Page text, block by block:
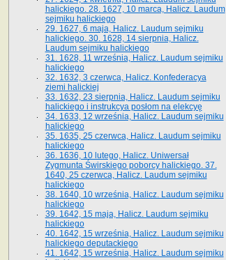
halickiego. 28. 1627, 10 marca, Halicz. Laudum
sejmiku halickiego
29. 1627, 6 maja, Halicz. Laudum sejmiku
halickiego. 30. 1628, 14 sierpnia, Halicz.
Laudum sejmiku halickiego
31. 1628, 11 września, Halicz. Laudum sejmiku
halickiego
32. 1632, 3 czerwca, Halicz. Konfederacya
ziemi halickiej
33. 1632, 23 sierpnia, Halicz. Laudum sejmiku
halickiego i instrukcya posłom na elekcyę
34. 1633, 12 września, Halicz. Laudum sejmiku
halickiego
35. 1635, 25 czerwca, Halicz. Laudum sejmiku
halickiego
36. 1636, 10 lutego, Halicz. Uniwersał
Zygmunta Świrskiego poborcy halickiego. 37.
1640, 25 czerwca, Halicz. Laudum sejmiku
halickiego
38. 1640, 10 września, Halicz. Laudum sejmiku
halickiego
39. 1642, 15 maja, Halicz. Laudum sejmiku
halickiego
40. 1642, 15 września, Halicz. Laudum sejmiku
halickiego deputackiego
41. 1642, 15 września, Halicz. Laudum sejmiku